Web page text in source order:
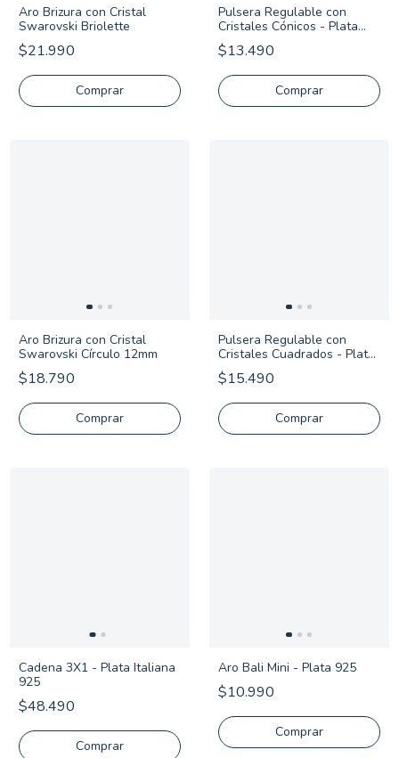
Aro Brizura con Cristal
Swarovski Briolette
$21.990
Pulsera Regulable con
Cristales Cónicos - Plata
925
$13.490
Comprar
Aro Brizura con Cristal
Swarovski Círculo 12mm
$18.790
Pulsera Regulable con
Cristales Cuadrados - Plata
925
$15.490
Comprar
Cadena 3X1 - Plata Italiana
925
$48.490
Comprar
Aro Bali Mini - Plata 925
$10.990